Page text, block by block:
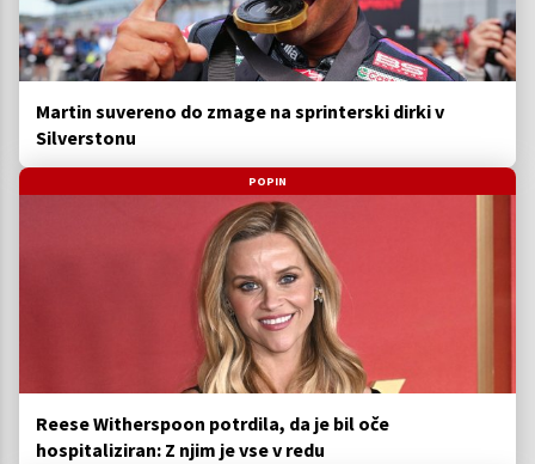
Martin suvereno do zmage na sprinterski dirki v
Silverstonu
POPIN
Reese Witherspoon potrdila, da je bil oče
hospitaliziran: Z njim je vse v redu